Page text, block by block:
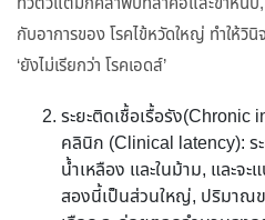
กับอาการของ โรคไข้หวัดใหญ่ ทำให้วิ
‘ยังไม่เรียกว่า โรคเอดส์’
ระยะติดเชื้อเรื้อรัง(Chronic
คลินิก (Clinical latency): ระ
น้ำเหลือง และในม้าม, และจ
สองนี้เป็นส่วนใหญ่, ปริมาณ